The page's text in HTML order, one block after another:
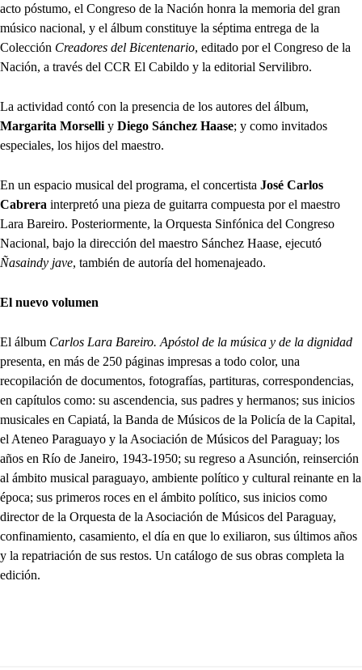
acto póstumo, el Congreso de la Nación honra la memoria del gran
músico nacional, y el álbum constituye la séptima entrega de la
Colección Creadores del Bicentenario, editado por el Congreso de la
Nación, a través del CCR El Cabildo y la editorial Servilibro.
La actividad contó con la presencia de los autores del álbum,
Margarita Morselli y Diego Sánchez Haase; y como invitados
especiales, los hijos del maestro.
En un espacio musical del programa, el concertista José Carlos
Cabrera interpretó una pieza de guitarra compuesta por el maestro
Lara Bareiro. Posteriormente, la Orquesta Sinfónica del Congreso
Nacional, bajo la dirección del maestro Sánchez Haase, ejecutó
Ñasaindy jave, también de autoría del homenajeado.
El nuevo volumen
El álbum Carlos Lara Bareiro. Apóstol de la música y de la dignidad
presenta, en más de 250 páginas impresas a todo color, una
recopilación de documentos, fotografías, partituras, correspondencias,
en capítulos como: su ascendencia, sus padres y hermanos; sus inicios
musicales en Capiatá, la Banda de Músicos de la Policía de la Capital,
el Ateneo Paraguayo y la Asociación de Músicos del Paraguay; los
años en Río de Janeiro, 1943-1950; su regreso a Asunción, reinserción
al ámbito musical paraguayo, ambiente político y cultural reinante en la
época; sus primeros roces en el ámbito político, sus inicios como
director de la Orquesta de la Asociación de Músicos del Paraguay,
confinamiento, casamiento, el día en que lo exiliaron, sus últimos años
y la repatriación de sus restos. Un catálogo de sus obras completa la
edición.